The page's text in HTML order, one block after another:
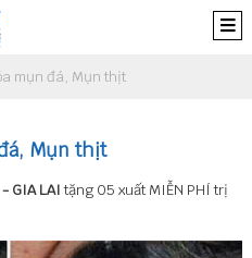
mụn đá, Mụn thịt
Mụn thịt
- GIA LAItặng 05 xuất MIỄN PHÍ trị